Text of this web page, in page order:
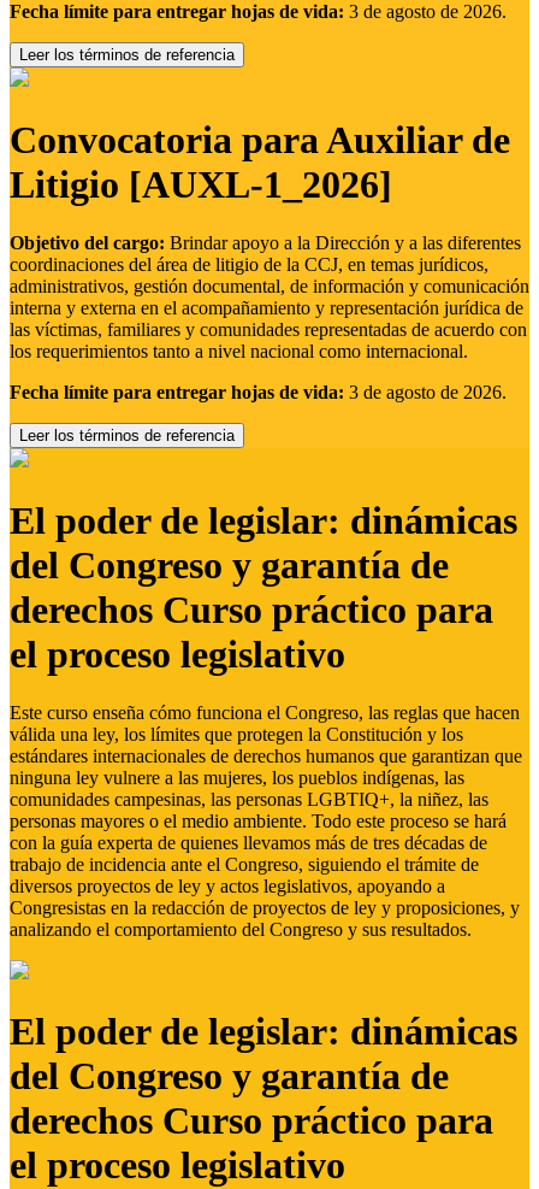
Fecha límite para entregar hojas de vida: 3 de agosto de 2026.
Leer los términos de referencia
Convocatoria para Auxiliar de
Litigio [AUXL-1_2026]
Objetivo del cargo: Brindar apoyo a la Dirección y a las diferentes
coordinaciones del área de litigio de la CCJ, en temas jurídicos,
administrativos, gestión documental, de información y comunicación
interna y externa en el acompañamiento y representación jurídica de
las víctimas, familiares y comunidades representadas de acuerdo con
los requerimientos tanto a nivel nacional como internacional.
Fecha límite para entregar hojas de vida: 3 de agosto de 2026.
Leer los términos de referencia
El poder de legislar: dinámicas
del Congreso y garantía de
derechos Curso práctico para
el proceso legislativo
Este curso enseña cómo funciona el Congreso, las reglas que hacen
válida una ley, los límites que protegen la Constitución y los
estándares internacionales de derechos humanos que garantizan que
ninguna ley vulnere a las mujeres, los pueblos indígenas, las
comunidades campesinas, las personas LGBTIQ+, la niñez, las
personas mayores o el medio ambiente. Todo este proceso se hará
con la guía experta de quienes llevamos más de tres décadas de
trabajo de incidencia ante el Congreso, siguiendo el trámite de
diversos proyectos de ley y actos legislativos, apoyando a
Congresistas en la redacción de proyectos de ley y proposiciones, y
analizando el comportamiento del Congreso y sus resultados.
El poder de legislar: dinámicas
del Congreso y garantía de
derechos Curso práctico para
el proceso legislativo